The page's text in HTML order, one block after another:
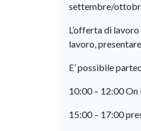
settembre/
L’offerta di
lavoro,
E’ possibile
10:00 – 12:00
15:00 – 17:00